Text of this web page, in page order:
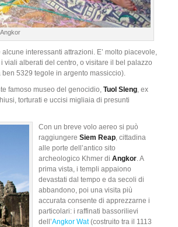
alcune interessanti attrazioni. E’ molto piacevole,
alberati del centro, o visitare il bel palazzo
5329 tegole in argento massiccio).
famoso museo del genocidio, Tuol Sleng , ex
torturati e uccisi migliaia di presunti
Con un breve volo aereo si può
raggiungere Siem Reap , cittadina
alle porte dell’antico sito
archeologico Khmer di Angkor . A
prima vista, i templi appaiono
devastati dal tempo e da secoli di
abbandono, poi una visita più
accurata consente di apprezzarne i
particolari: i raffinati bassorilievi
dell’Angkor Wat(costruito tra il 1113